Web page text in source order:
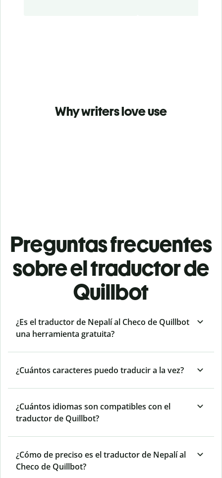
Why writers love use
Preguntas frecuentes
sobre el traductor de
Quillbot
¿Es el traductor de Nepalí al Checo de Quillbot
una herramienta gratuita?
¿Cuántos caracteres puedo traducir a la vez?
¿Cuántos idiomas son compatibles con el
traductor de Quillbot?
¿Cómo de preciso es el traductor de Nepalí al
Checo de Quillbot?